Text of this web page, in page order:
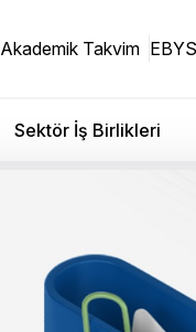
Akademik Takvim EBYS
Sektör İş Birlikleri